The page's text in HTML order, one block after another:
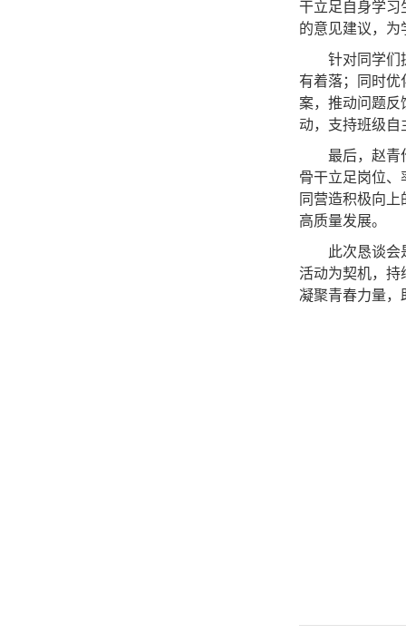
干立足自身学习
的意见建议，
针对同学们
有着落；同时优
案，推动问题反
动，支持班级自
最后，赵青
骨干立足岗位
同营造积极向
高质量发展。
此次恳谈会
活动为契机，
凝聚青春力量，